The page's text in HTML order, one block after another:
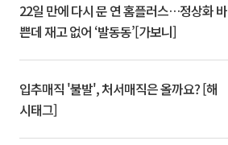
22일 만에 다시 문 연 홈플러스…정상화 바
쁜데 재고 없어 ‘발동동’[가보니]
입추매직 '불발', 처서매직은 올까요? [해
시태그]